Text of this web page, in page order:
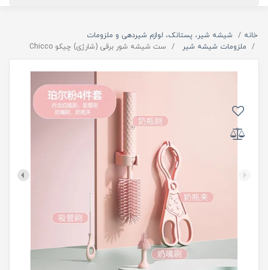
خانه
شیشه شیر، پستانک، لوازم شیردهی و ملزومات
ملزومات شیشه شیر
ست شیشه شور برقی (شارژی) چیکو Chicco